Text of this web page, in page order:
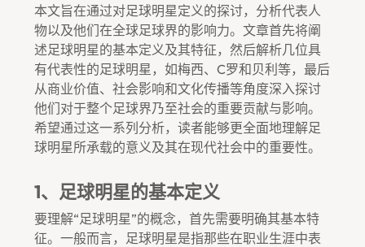
本文旨在通过对足球明星定义的探讨，分析代表人
物以及他们在全球足球界的影响力。文章首先将阐
述足球明星的基本定义及其特征，然后解析几位具
有代表性的足球明星，如梅西、C罗和贝利等，最后
从商业价值、社会影响和文化传播等角度深入探讨
他们对于整个足球界乃至社会的重要贡献与影响。
希望通过这一系列分析，读者能够更全面地理解足
球明星所承载的意义及其在现代社会中的重要性。
1、足球明星的基本定义
要理解“足球明星”的概念，首先需要明确其基本特
征。一般而言，足球明星是指那些在职业生涯中表